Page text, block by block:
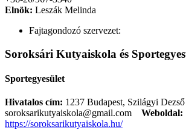
Elnök: Leszák Melinda
Fajtagondozó szervezet:
Soroksári Kutyaiskola és
Sportegyesület
Hivatalos cím: 1237 Budapest, Szilágyi
soroksarikutyaiskola@gmail.com
Weboldal:
https://soroksarikutyaiskola.hu/